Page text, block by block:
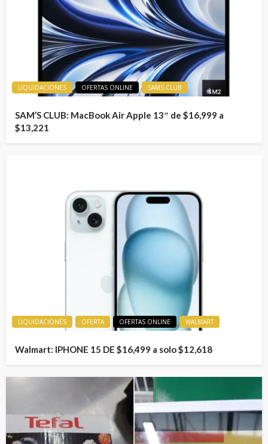
LIQUIDACIONES OFERTAS ONLINE SAMS CLUB
SAM’S CLUB: MacBook Air Apple 13″ de $16,999 a
$13,221
LIQUIDACIONES OFERTA OFERTAS ONLINE WALMART
Walmart: IPHONE 15 DE $16,499 a solo $12,618